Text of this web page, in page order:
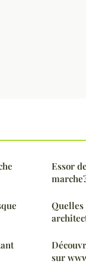
Essor
Quelles
sur